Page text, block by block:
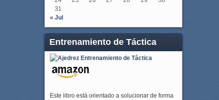
31
« Jul
Entrenamiento de Táctica
Este libro está orientado a solucionar de forma